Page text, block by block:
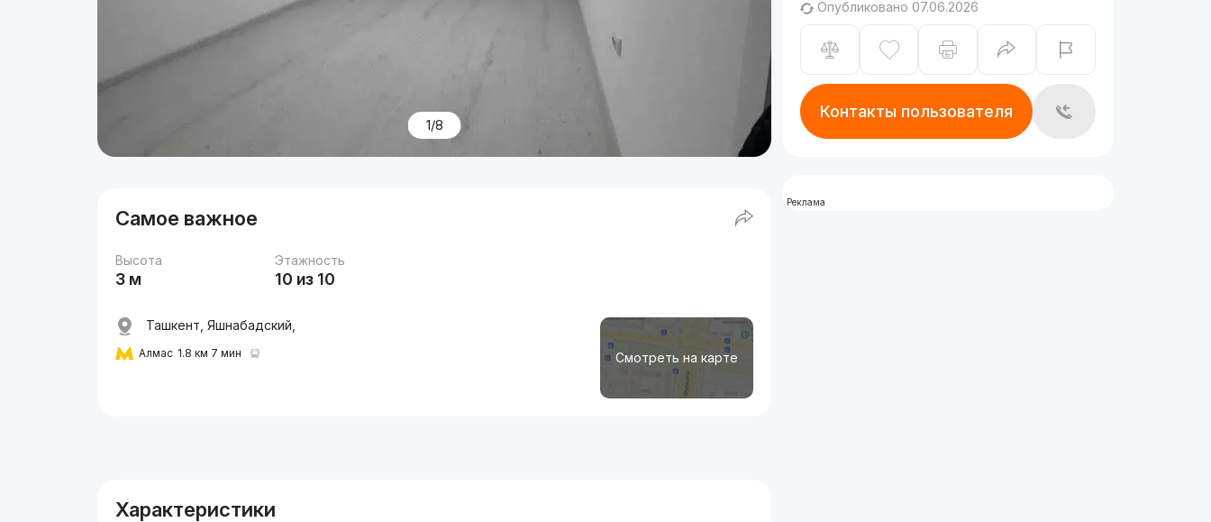
1/8
Самое важное
Высота
3 м
Этажность
10 из 10
Смотреть на карте
Ташкент, Яшнабадский,
Алмас 1.8 км 7 мин
Характеристики
Опубликовано 07.06.2026
Контакты пользователя
Реклама